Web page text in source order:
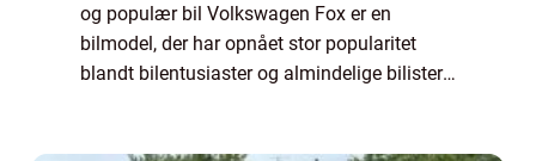
og populær bil Volkswagen Fox er en
bilmodel, der har opnået stor popularitet
blandt bilentusiaster og almindelige bilister